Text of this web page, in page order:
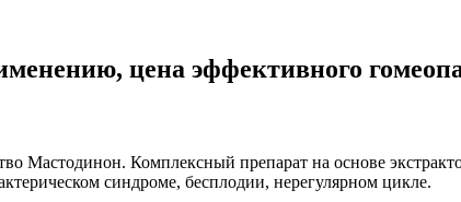
цена эффективного
Мастодинон. Комплексный препарат на основе
синдроме, бесплодии, нерегулярном цикле.